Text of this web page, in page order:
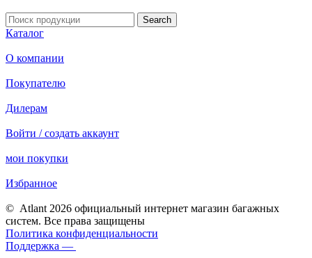
Каталог
О компании
Покупателю
Дилерам
Войти / создать аккаунт
мои покупки
Избранное
© Atlant 2026 официальный интернет магазин багажных
систем. Все права защищены
Политика конфиденциальности
Поддержка —